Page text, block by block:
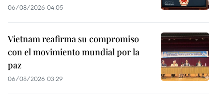
06/08/2026 04:05
Vietnam reafirma su compromiso
con el movimiento mundial por la
paz
06/08/2026 03:29